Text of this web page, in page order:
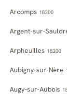
Arcomps 18200
Argent-sur-
Arpheuilles 18200
Aubigny-sur-Nère
Augy-sur-Aubois